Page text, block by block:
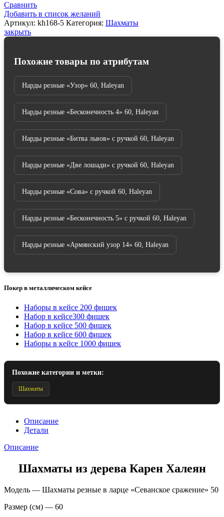
50,
Haleyan
Сравнить
Добавить в список желаний
Артикул: kh168-5 Категория: Шахматы
закрыть
Похожие товары по атрибутам
Нарды резные «Узор» 60, Haleyan
Нарды резные «Бесконечность 4» 60, Haleyan
Нарды резные «Битва львов» с ручкой 60, Haleyan
Нарды резные «Две лошади» с ручкой 60, Haleyan
Нарды резные «Сова» с ручкой 60, Haleyan
Нарды резные «Бесконечность 5» с ручкой 60, Haleyan
Нарды резные «Армянский узор 14» 60, Haleyan
Покер в металлическом кейсе
Наборы в кейсе 200 фишек
Набор в кейсе300 фишек
Набор в кейсе 500 фишек
Набор в кейсе 600 фишек
Наборы в кейсе 1000 фишек
Похожие категории и метки:
Шахматы
Описание
Детали
Описание
Шахматы из дерева Карен Халеян
Модель — Шахматы резные в ларце «Севанское сражение» 50
Размер (см) — 60